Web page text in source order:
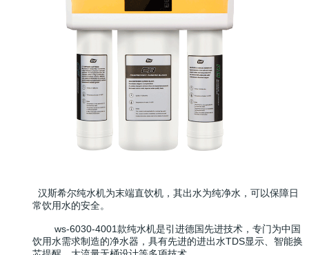
汉斯希尔纯水机为末端直饮机，其出水为纯净水，可以保障日
常饮用水的安全。
ws-6030-4001款纯水机是引进德国先进技术，专门为中国
饮用水需求制造的净水器，具有先进的进出水TDS显示、智能换